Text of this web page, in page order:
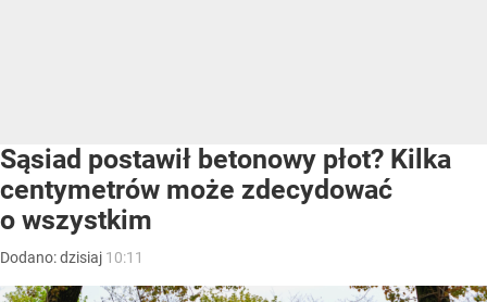
Sąsiad postawił betonowy płot? Kilka
centymetrów może zdecydować
o wszystkim
Dodano:dzisiaj 10:11